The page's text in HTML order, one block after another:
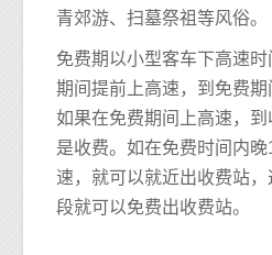
青郊游、扫墓祭祖等风俗。
免费期以小型客车下高速
期间提前上高速，到免费
如果在免费期间上高速，到
是收费。如在免费时间内
速，就可以就近出收费站
段就可以免费出收费站。